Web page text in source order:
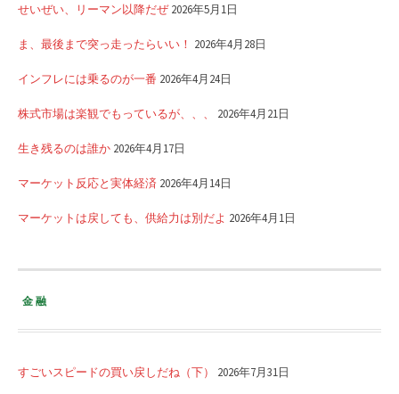
せいぜい、リーマン以降だぜ2026年5月1日
ま、最後まで突っ走ったらいい！ 2026年4月28日
インフレには乗るのが一番 2026年4月24日
株式市場は楽観でもっているが、、、 2026年4月21日
生き残るのは誰か 2026年4月17日
マーケット反応と実体経済 2026年4月14日
マーケットは戻しても、供給力は別だよ 2026年4月1日
金融
すごいスピードの買い戻しだね（下） 2026年7月31日